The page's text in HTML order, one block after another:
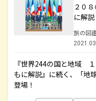
２０
に解説
旅の図
『世界244の国と地域
もに解説』に続く、「地
登場！